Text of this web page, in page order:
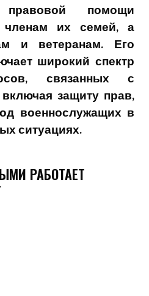
правовой помощи
членам их семей, а
и ветеранам. Его
широкий спектр
связанных с
защиту прав,
военнослужащих в
ситуациях.
РАБОТАЕТ